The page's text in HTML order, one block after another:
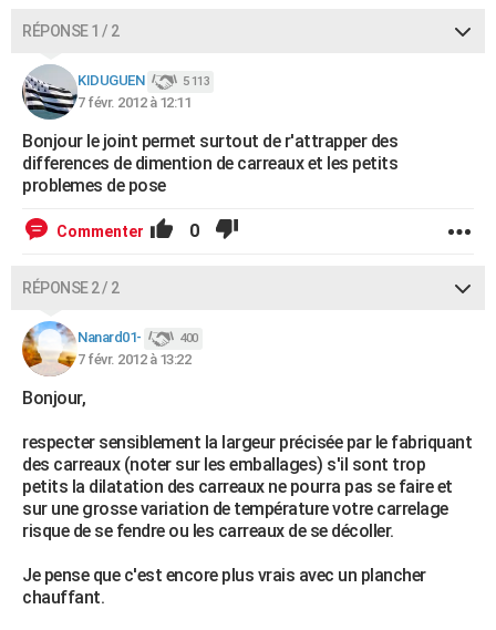
CARTE DE VOEUX
Carte de Noël
Carte Bonne année
Carte Saint-Valentin
Carte Pâques
Carte d'anniversaire
DICTIONNAIRE
Dictionnaire
Biographies
Citations
Expressions
Proverbes
COPAINS D'AVANT
AVIS DE DÉCÈS
RÉPONSE 1 / 2
KIDUGUEN 5 113
7 févr. 2012 à 12:11
Bonjour le joint permet surtout de r'attrapper des
differences de dimention de carreaux et les petits
problemes de pose
Commenter 0
RÉPONSE 2 / 2
Nanard01- 400
7 févr. 2012 à 13:22
Bonjour,
respecter sensiblement la largeur précisée par le fabriquant
des carreaux (noter sur les emballages) s'il sont trop
petits la dilatation des carreaux ne pourra pas se faire et
sur une grosse variation de température votre carrelage
risque de se fendre ou les carreaux de se décoller.
Je pense que c'est encore plus vrais avec un plancher
chauffant.